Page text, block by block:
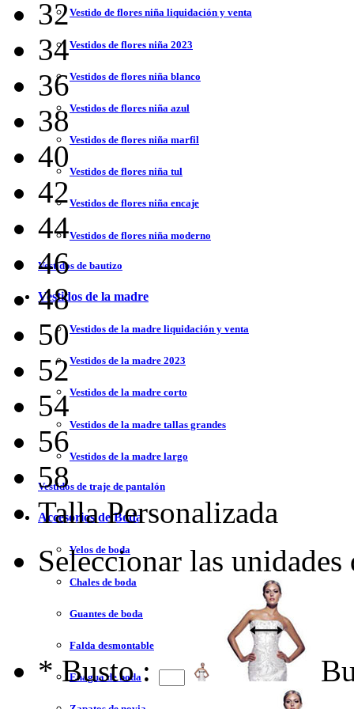
Vestido de flores niña liquidación y venta
Vestidos de flores niña 2023
Vestidos de flores niña blanco
Vestidos de flores niña azul
Vestidos de flores niña marfil
Vestidos de flores niña tul
Vestidos de flores niña encaje
Vestidos de flores niña moderno
Vestidos de bautizo
Vestidos de la madre
Vestidos de la madre liquidación y venta
Vestidos de la madre 2023
Vestidos de la madre corto
Vestidos de la madre tallas grandes
Vestidos de la madre largo
Vestidos de traje de pantalón
Accesorios de Boda
Velos de boda
Chales de boda
Guantes de boda
Falda desmontable
Enagua de boda
32
34
36
38
40
42
44
46
48
50
52
54
56
58
Talla Personalizada
Seleccionar las
* Busto :